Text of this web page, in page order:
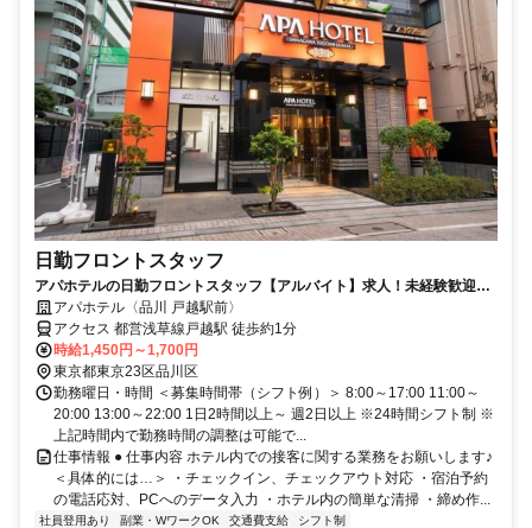
日勤フロントスタッフ
アパホテルの日勤フロントスタッフ【アルバイト】求人！未経験歓迎＆
研修充実で安心スタート
アパホテル〈品川 戸越駅前〉
アクセス 都営浅草線戸越駅 徒歩約1分
時給1,450円～1,700円
東京都東京23区品川区
勤務曜日・時間 ＜募集時間帯（シフト例）＞ 8:00～17:00 11:00～
20:00 13:00～22:00 1日2時間以上～ 週2日以上 ※24時間シフト制 ※
上記時間内で勤務時間の調整は可能で...
仕事情報 ● 仕事内容 ホテル内での接客に関する業務をお願いします♪
＜具体的には…＞ ・チェックイン、チェックアウト対応 ・宿泊予約
の電話応対、PCへのデータ入力 ・ホテル内の簡単な清掃 ・締め作...
社員登用あり 副業・WワークOK 交通費支給 シフト制